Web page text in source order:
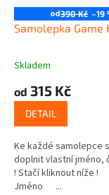
od390 Kč –19
Samolepka Game
Skladem
od 315 Kč
DETAIL
Ke každé samolepce
doplnit vlastní jméno,
! Stačí kliknout níže
Jméno ...